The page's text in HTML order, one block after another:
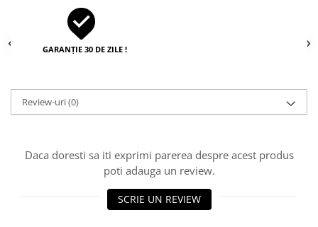
GARANȚIE 30 DE ZILE !
Review-uri(0)
Daca doresti sa iti exprimi parerea despre acest produs
poti adauga un review.
SCRIE UN REVIEW